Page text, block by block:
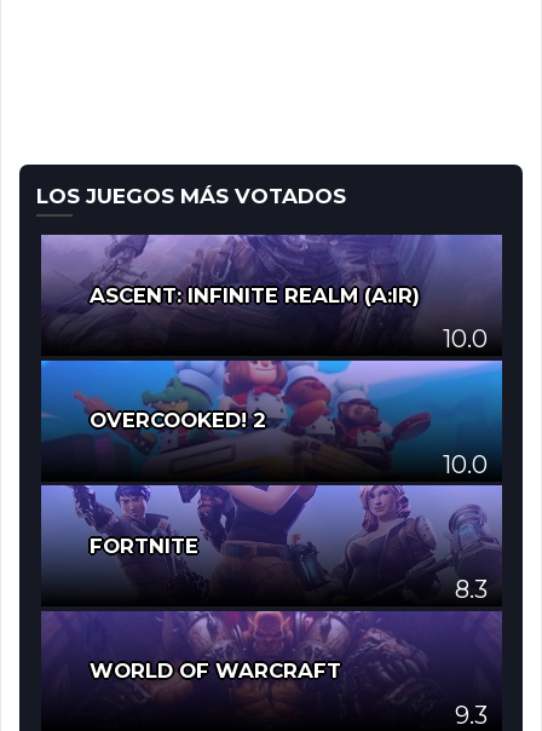
LOS JUEGOS MÁS VOTADOS
ASCENT: INFINITE REALM (A:IR)
10.0
OVERCOOKED! 2
10.0
FORTNITE
8.3
WORLD OF WARCRAFT
9.3